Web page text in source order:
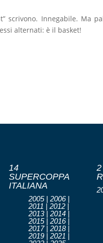
scrivono. Innegabile. Ma
alternati: è il basket!
14
SUPERCOPPA
ITALIANA
2005 | 2006 |
2011 | 2012 |
2013 | 2014 |
2015 | 2016 |
2017 | 2018 |
2019 | 2021 |